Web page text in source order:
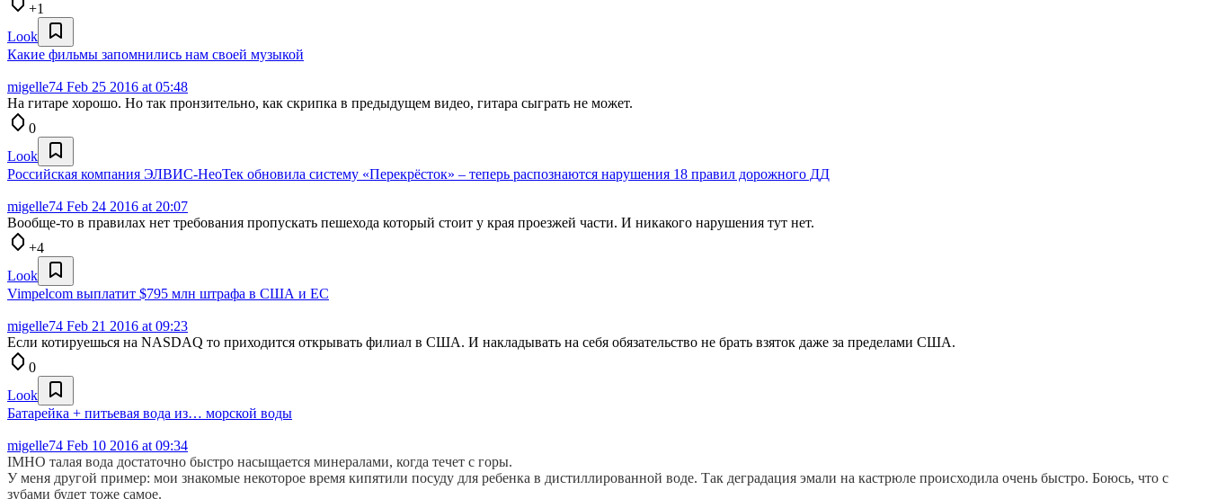
+1
Look
Какие фильмы запомнились нам своей музыкой
migelle74 Feb 25 2016 at 05:48
На гитаре хорошо. Но так пронзительно, как скрипка в предыдущем видео, гитара сыграть не может.
0
Look
Российская компания ЭЛВИС-НеоТек обновила систему «Перекрёсток» – теперь распознаются нарушения 18 правил дорожного ДД
migelle74 Feb 24 2016 at 20:07
Вообще-то в правилах нет требования пропускать пешехода который стоит у края проезжей части. И никакого нарушения тут нет.
+4
Look
Vimpelcom выплатит $795 млн штрафа в США и ЕС
migelle74 Feb 21 2016 at 09:23
Если котируешься на NASDAQ то приходится открывать филиал в США. И накладывать на себя обязательство не брать взяток даже за пределами США.
0
Look
Батарейка + питьевая вода из… морской воды
migelle74 Feb 10 2016 at 09:34
IMHO талая вода достаточно быстро насыщается минералами, когда течет с горы.
У меня другой пример: мои знакомые некоторое время кипятили посуду для ребенка в дистиллированной воде. Так деградация эмали на кастрюле происходила очень быстро. Боюсь, что с
зубами будет тоже самое.